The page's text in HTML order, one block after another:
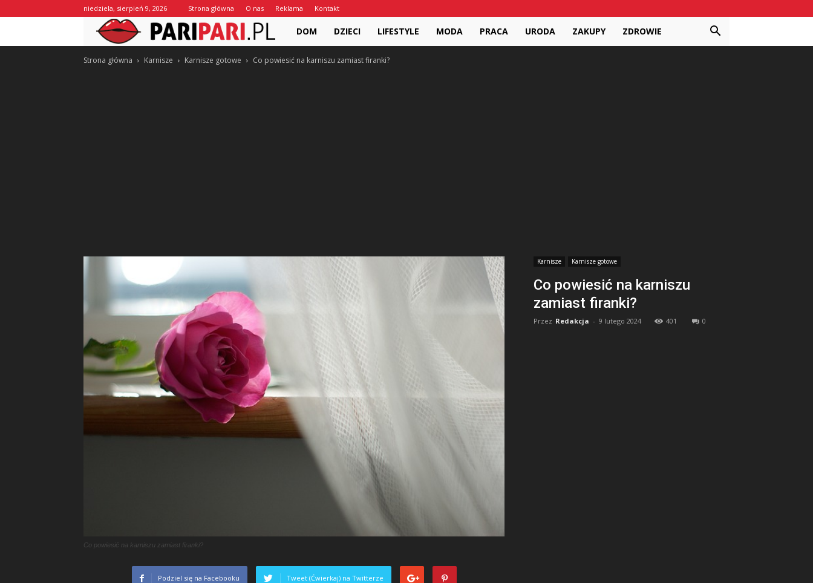
niedziela, sierpień 9, 2026 Strona główna O nas Reklama Kontakt
PariPari.pl
DOM DZIECI LIFESTYLE MODA PRACA URODA ZAKUPY ZDROWIE
Strona główna Karnisze Karnisze gotowe Co powiesić na karniszu zamiast firanki?
Karnisze Karnisze gotowe
Co powiesić na karniszu
zamiast firanki?
Przez Redakcja - 9 lutego 2024 401 0
Co powiesić na karniszu zamiast firanki?
Podziel się na Facebooku Tweet (Ćwierkaj) na Twitterze